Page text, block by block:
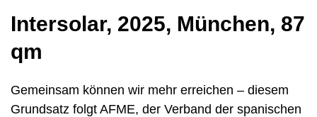
Intersolar, 2025, München, 87
qm
Gemeinsam können wir mehr erreichen – diesem
Grundsatz folgt AFME, der Verband der spanischen